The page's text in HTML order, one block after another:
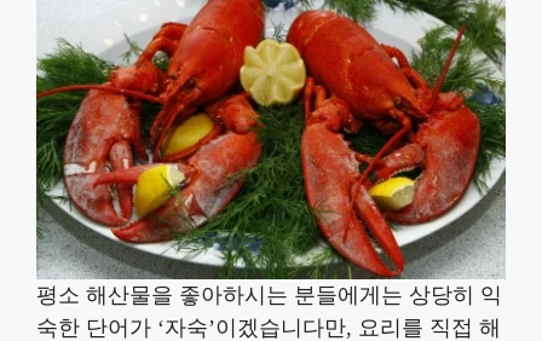
평소 해산물을 좋아하시는 분들에게는 상당히 익
숙한 단어가 ‘자숙’이겠습니다만, 요리를 직접 해